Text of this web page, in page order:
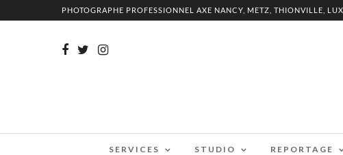
PHOTOGRAPHE PROFESSIONNEL AXE NANCY, METZ, THIONVILLE,
SERVICES STUDIO REPORTAGE